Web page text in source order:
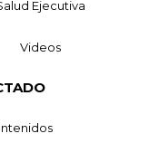
Ejecutiva
Videos